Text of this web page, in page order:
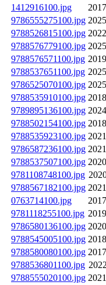
1412916100.jpg
9786555275100.jpg
9788526815100.jpg
9788576779100.jpg
9788576571100.jpg
9788537651100.jpg
9786525070100.jpg
9788535910100.jpg
9789895136100.jpg
9788502154100.jpg
9788535923100.jpg
9786587236100.jpg
9788537507100.jpg
9781108748100.jpg
9788567182100.jpg
0763714100.jpg
9781118255100.jpg
9786580136100.jpg
9788545005100.jpg
9788580080100.jpg
9788536801100.jpg
9788555020100.jpg